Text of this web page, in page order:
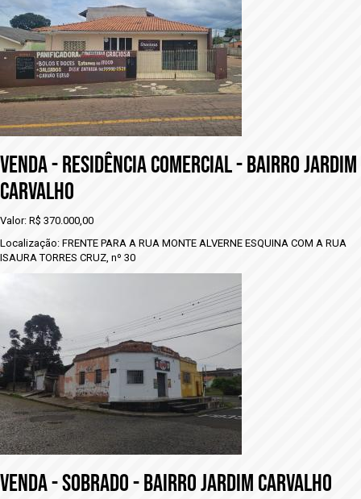
VENDA - rESIDÊNCIA COMERCIAL - BAIRRO JARDIM
CARVALHO
Valor: R$ 370.000,00
Localização: FRENTE PARA A RUA MONTE ALVERNE ESQUINA COM A RUA
ISAURA TORRES CRUZ, nº 30
VENDA - SOBRADO - BAIRRO JARDIM CARVALHO